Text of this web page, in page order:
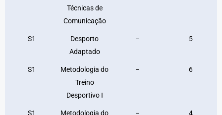
Técnicas de
Comunicação
S1
Desporto
Adaptado
– 5
S1
Metodologia do
Treino
Desportivo I
– 6
S1 Metodologia do – 4